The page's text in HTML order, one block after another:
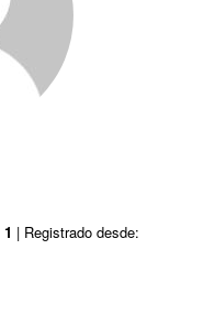
1 | Registrado desde: